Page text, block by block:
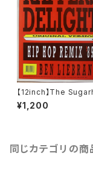
【12inch】The
g / Rapper's
op Remix '89)
¥1,200
同じカテゴリの商